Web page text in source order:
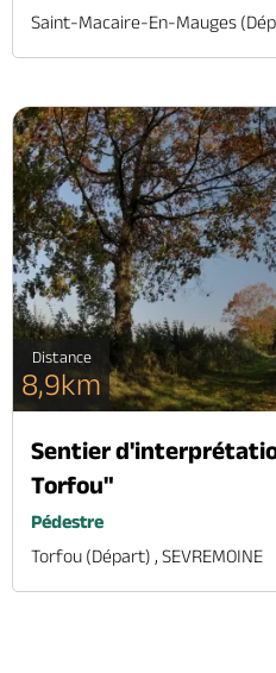
Saint-Macaire-En-Mauges
Distance
8,9km
Sentier
Torfou"
Pédestre
Torfou (départ) , SEVREMOINE